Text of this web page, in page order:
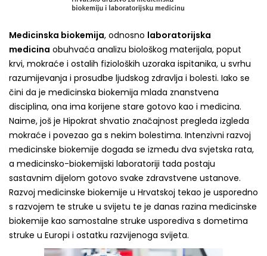
Medicinska biokemija, odnosno laboratorijska
medicina obuhvaća analizu biološkog materijala, poput
krvi, mokraće i ostalih fizioloških uzoraka ispitanika, u svrhu
razumijevanja i prosudbe ljudskog zdravlja i bolesti. Iako se
čini da je medicinska biokemija mlada znanstvena
disciplina, ona ima korijene stare gotovo kao i medicina.
Naime, još je Hipokrat shvatio značajnost pregleda izgleda
mokraće i povezao ga s nekim bolestima. Intenzivni razvoj
medicinske biokemije događa se između dva svjetska rata,
a medicinsko-biokemijski laboratoriji tada postaju
sastavnim dijelom gotovo svake zdravstvene ustanove.
Razvoj medicinske biokemije u Hrvatskoj tekao je usporedno
s razvojem te struke u svijetu te je danas razina medicinske
biokemije kao samostalne struke usporediva s dometima
struke u Europi i ostatku razvijenoga svijeta.